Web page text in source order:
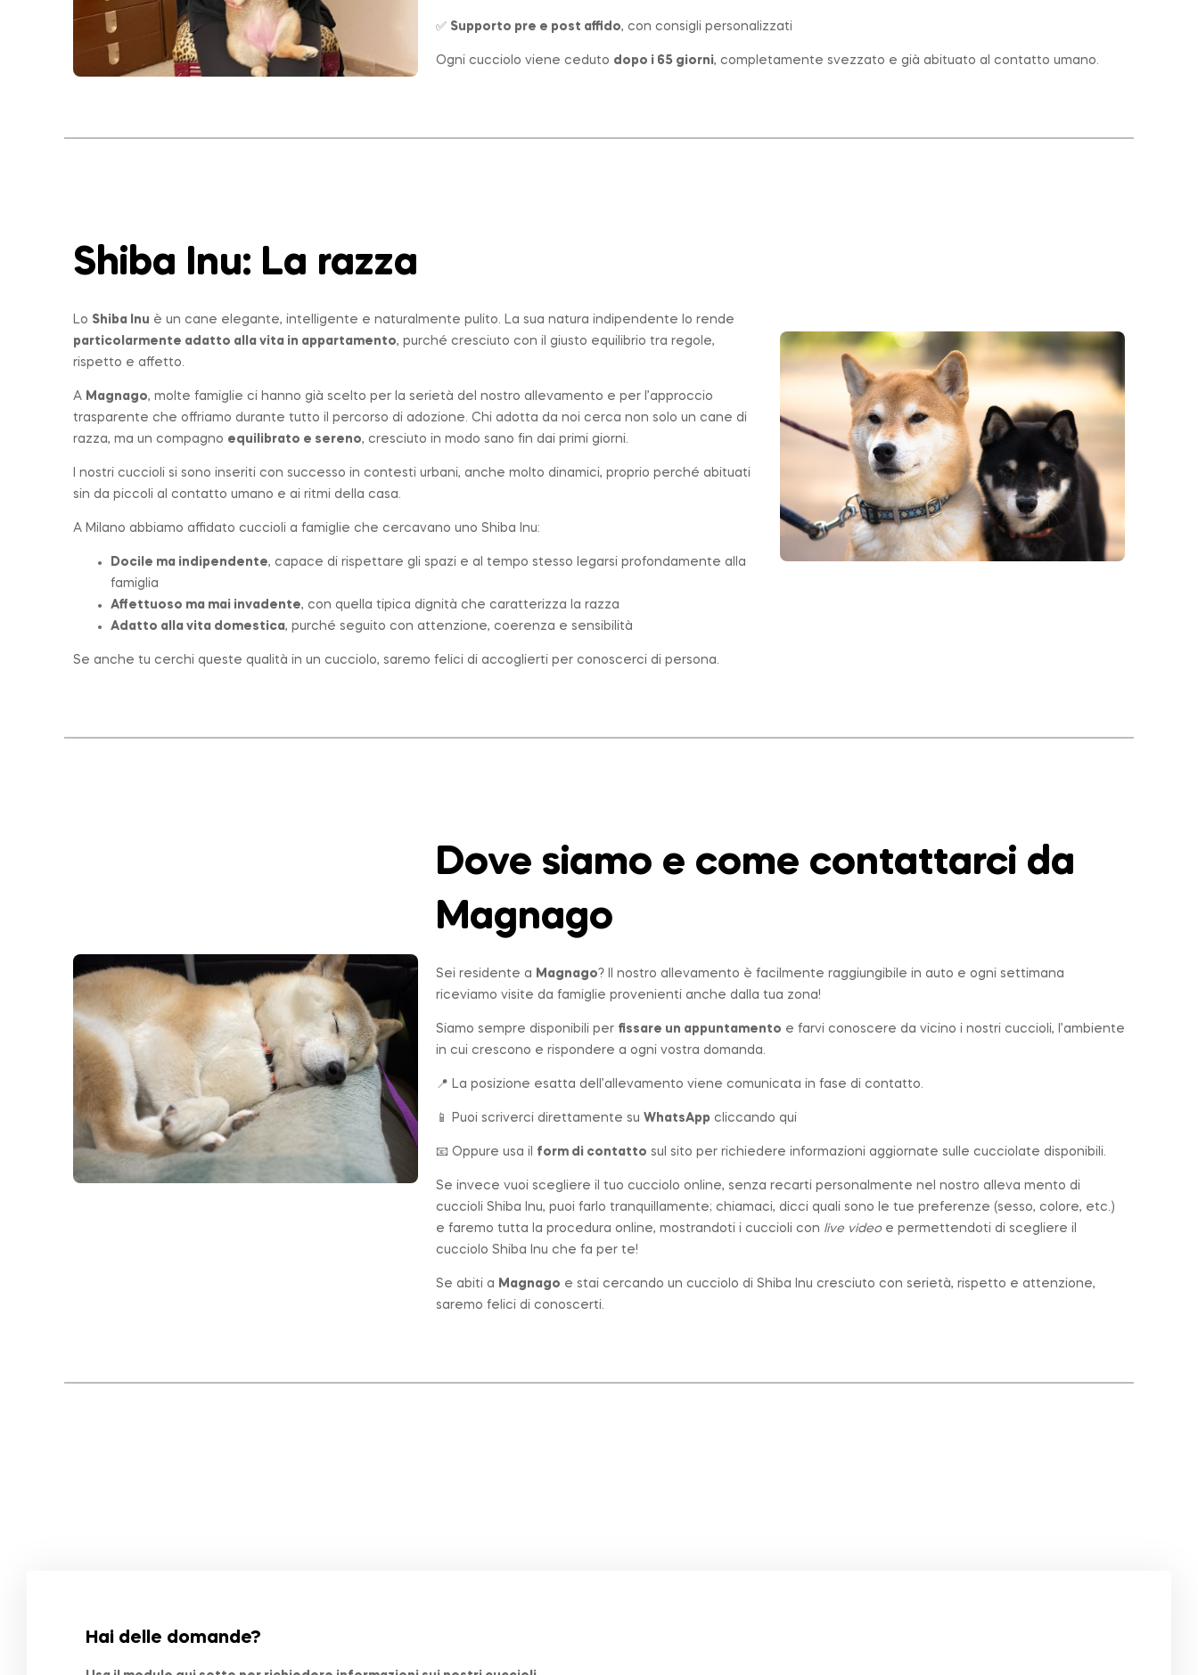
✅ Supporto pre e post affido, con consigli personalizzati
Ogni cucciolo viene ceduto dopo i 65 giorni, completamente svezzato e già abituato al contatto umano.
Shiba Inu: La razza
Lo Shiba Inu è un cane elegante, intelligente e naturalmente pulito. La sua natura indipendente lo rende
particolarmente adatto alla vita in appartamento, purché cresciuto con il giusto equilibrio tra regole,
rispetto e affetto.
A Magnago, molte famiglie ci hanno già scelto per la serietà del nostro allevamento e per l’approccio
trasparente che offriamo durante tutto il percorso di adozione. Chi adotta da noi cerca non solo un cane di
razza, ma un compagno equilibrato e sereno, cresciuto in modo sano fin dai primi giorni.
I nostri cuccioli si sono inseriti con successo in contesti urbani, anche molto dinamici, proprio perché abituati
sin da piccoli al contatto umano e ai ritmi della casa.
A Milano abbiamo affidato cuccioli a famiglie che cercavano uno Shiba Inu:
Docile ma indipendente, capace di rispettare gli spazi e al tempo stesso legarsi profondamente alla
famiglia
Affettuoso ma mai invadente, con quella tipica dignità che caratterizza la razza
Adatto alla vita domestica, purché seguito con attenzione, coerenza e sensibilità
Se anche tu cerchi queste qualità in un cucciolo, saremo felici di accoglierti per conoscerci di persona.
Dove siamo e come contattarci da
Magnago
Sei residente a Magnago? Il nostro allevamento è facilmente raggiungibile in auto e ogni settimana
riceviamo visite da famiglie provenienti anche dalla tua zona!
Siamo sempre disponibili per fissare un appuntamento e farvi conoscere da vicino i nostri cuccioli, l’ambiente
in cui crescono e rispondere a ogni vostra domanda.
📍 La posizione esatta dell’allevamento viene comunicata in fase di contatto.
📱 Puoi scriverci direttamente su WhatsApp cliccando qui
📧 Oppure usa il form di contatto sul sito per richiedere informazioni aggiornate sulle cucciolate disponibili.
Se invece vuoi scegliere il tuo cucciolo online, senza recarti personalmente nel nostro alleva mento di
cuccioli Shiba Inu, puoi farlo tranquillamente; chiamaci, dicci quali sono le tue preferenze (sesso, colore, etc.)
e faremo tutta la procedura online, mostrandoti i cuccioli con live videoe permettendoti di scegliere il
cucciolo Shiba Inu che fa per te!
Se abiti a Magnago e stai cercando un cucciolo di Shiba Inu cresciuto con serietà, rispetto e attenzione,
saremo felici di conoscerti.
Hai delle domande?